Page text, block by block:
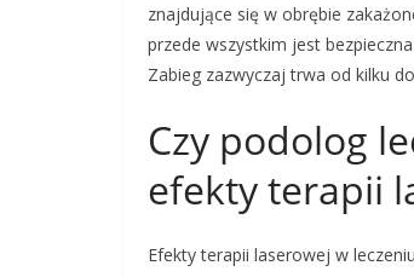
znajdujące się w obrębie
przede wszystkim jest
Zabieg zazwyczaj trwa od kilku
Czy podolog
efekty terapii
Efekty terapii laserowej w